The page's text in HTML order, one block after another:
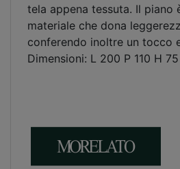
tela appena tessuta. Il piano
materiale che dona
conferendo inoltre un tocco
Dimensioni: L 200 P 110 H